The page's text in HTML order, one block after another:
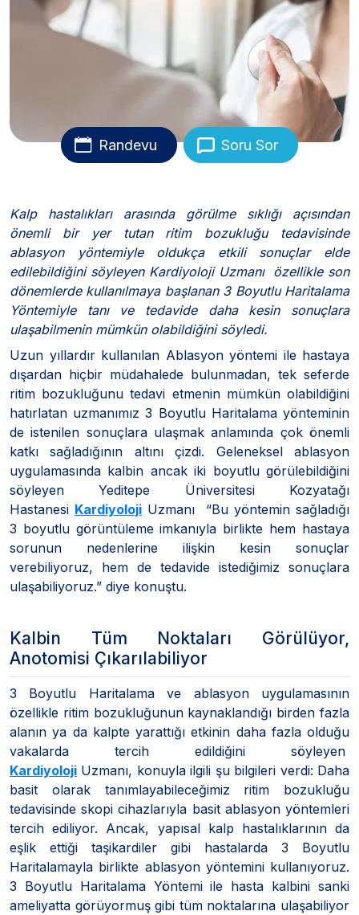
Randevu Soru Sor
Kalp hastalıkları arasında görülme sıklığı açısından
önemli bir yer tutan ritim bozukluğu tedavisinde
ablasyon yöntemiyle oldukça etkili sonuçlar elde
edilebildiğini söyleyen Kardiyoloji Uzmanı özellikle son
dönemlerde kullanılmaya başlanan 3 Boyutlu Haritalama
Yöntemiyle tanı ve tedavide daha kesin sonuçlara
ulaşabilmenin mümkün olabildiğini söyledi.
Uzun yıllardır kullanılan Ablasyon yöntemi ile hastaya
dışardan hiçbir müdahalede bulunmadan, tek seferde
ritim bozukluğunu tedavi etmenin mümkün olabildiğini
hatırlatan uzmanımız 3 Boyutlu Haritalama yönteminin
de istenilen sonuçlara ulaşmak anlamında çok önemli
katkı sağladığının altını çizdi. Geleneksel ablasyon
uygulamasında kalbin ancak iki boyutlu görülebildiğini
söyleyen Yeditepe Üniversitesi Kozyatağı
Hastanesi Kardiyoloji Uzmanı “Bu yöntemin sağladığı
3 boyutlu görüntüleme imkanıyla birlikte hem hastaya
sorunun nedenlerine ilişkin kesin sonuçlar
verebiliyoruz, hem de tedavide istediğimiz sonuçlara
ulaşabiliyoruz.” diye konuştu.
Kalbin Tüm Noktaları Görülüyor,
Anotomisi Çıkarılabiliyor
3 Boyutlu Haritalama ve ablasyon uygulamasının
özellikle ritim bozukluğunun kaynaklandığı birden fazla
alanın ya da kalpte yarattığı etkinin daha fazla olduğu
vakalarda tercih edildiğini söyleyen
Kardiyoloji Uzmanı, konuyla ilgili şu bilgileri verdi: Daha
basit olarak tanımlayabileceğimiz ritim bozukluğu
tedavisinde skopi cihazlarıyla basit ablasyon yöntemleri
tercih ediliyor. Ancak, yapısal kalp hastalıklarının da
eşlik ettiği taşikardiler gibi hastalarda 3 Boyutlu
Haritalamayla birlikte ablasyon yöntemini kullanıyoruz.
3 Boyutlu Haritalama Yöntemi ile hasta kalbini sanki
ameliyatta görüyormuş gibi tüm noktalarına ulaşabiliyor